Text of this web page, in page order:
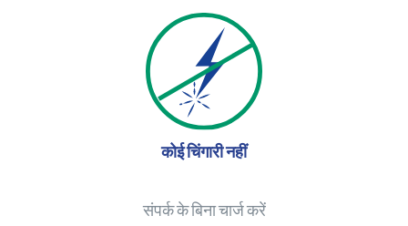
कोई चिंगारी नहीं
संपर्क के बिना चार्ज करें